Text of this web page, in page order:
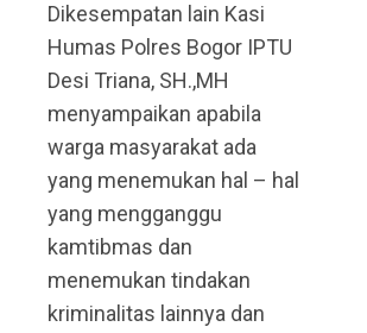
Dikesempatan lain Kasi
Humas Polres Bogor IPTU
Desi Triana, SH.,MH
menyampaikan apabila
warga masyarakat ada
yang menemukan hal – hal
yang mengganggu
kamtibmas dan
menemukan tindakan
kriminalitas lainnya dan